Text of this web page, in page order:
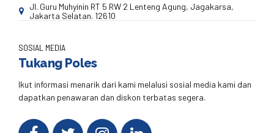
Jl. Guru Muhyinin RT 5 RW 2 Lenteng Agung, Jagakarsa,
Jakarta Selatan. 12610
SOSIAL MEDIA
Tukang Poles
Ikut informasi menarik dari kami melalusi sosial media kami dan
dapatkan penawaran dan diskon terbatas segera.